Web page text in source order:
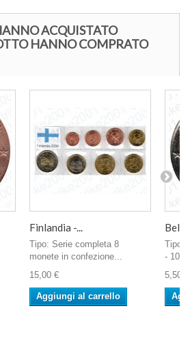
ACQUISTATO
HANNO COMPRATO
Finlandia -...
Tipo: Serie completa 8
monete in confezione...
15,00 €
Aggiungi al carrello
Tipo:
-
5,50 €